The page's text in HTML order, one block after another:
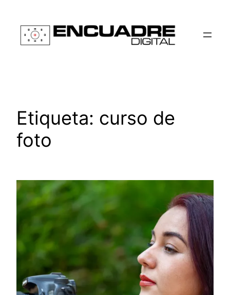
Etiqueta: curso de
foto